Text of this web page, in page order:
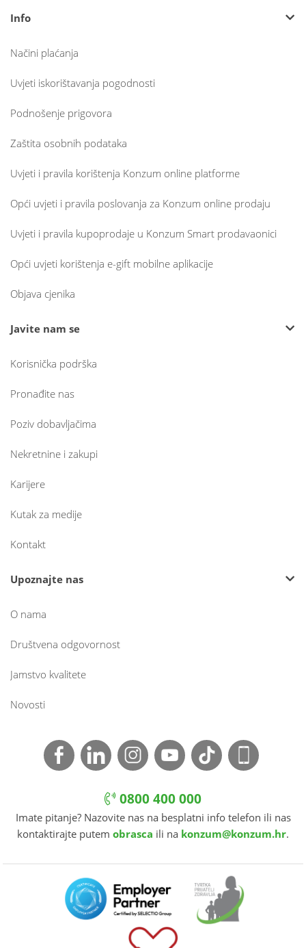
Info
Načini plaćanja
Uvjeti iskorištavanja pogodnosti
Podnošenje prigovora
Zaštita osobnih podataka
Uvjeti i pravila korištenja Konzum online platforme
Opći uvjeti i pravila poslovanja za Konzum online prodaju
Uvjeti i pravila kupoprodaje u Konzum Smart prodavaonici
Opći uvjeti korištenja e-gift mobilne aplikacije
Objava cjenika
Javite nam se
Korisnička podrška
Pronađite nas
Poziv dobavljačima
Nekretnine i zakupi
Karijere
Kutak za medije
Kontakt
Upoznajte nas
O nama
Društvena odgovornost
Jamstvo kvalitete
Novosti
0800 400 000
Imate pitanje? Nazovite nas na besplatni info telefon ili nas
kontaktirajte putem obrasca ili na konzum@konzum.hr.